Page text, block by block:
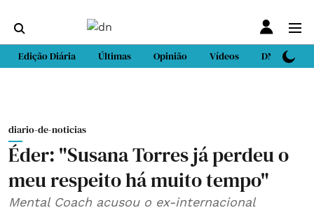
Edição Diária Últimas Opinião Vídeos DN Sport
diario-de-noticias
Éder: "Susana Torres já perdeu o
meu respeito há muito tempo"
Mental Coach acusou o ex-internacional